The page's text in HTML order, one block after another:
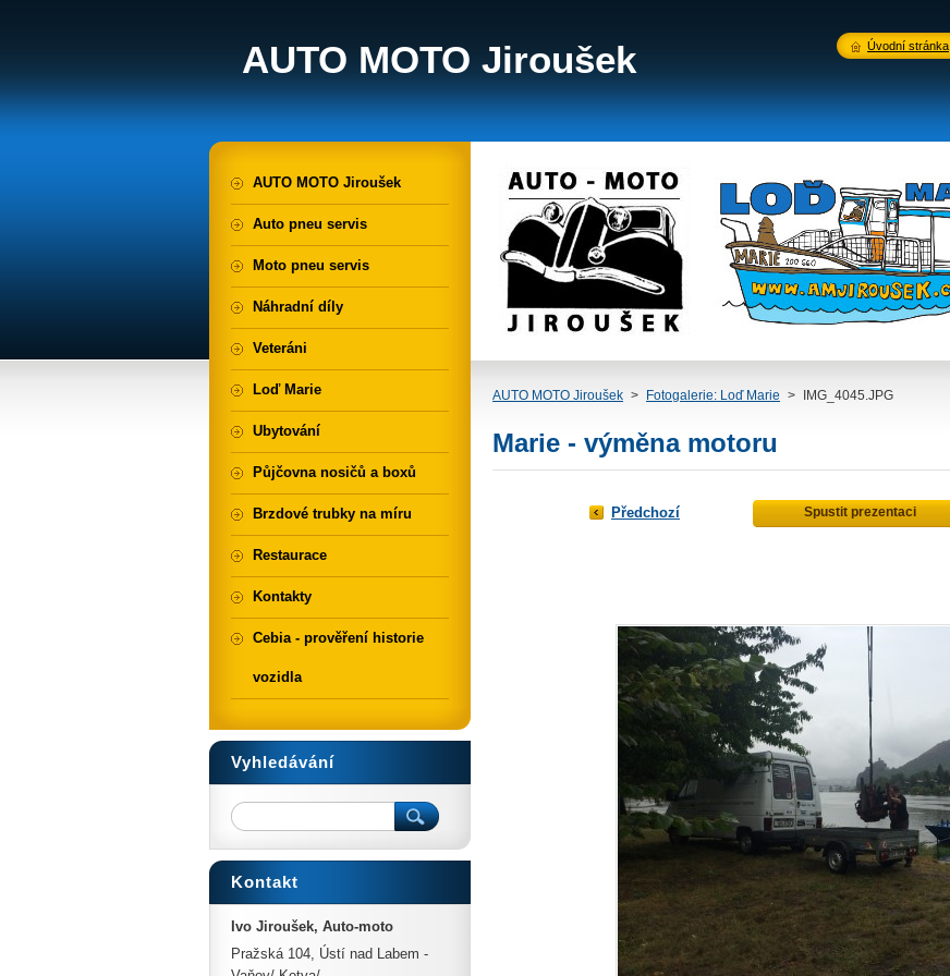
AUTO MOTO Jiroušek
AUTO MOTO Jiroušek > Fotogalerie: Loď Marie > IMG_4045.JPG
Marie - výměna motoru
Předchozí Spustit prezentaci
AUTO MOTO Jiroušek
Auto pneu servis
Moto pneu servis
Náhradní díly
Veteráni
Loď Marie
Ubytování
Půjčovna nosičů a boxů
Brzdové trubky na míru
Restaurace
Kontakty
Cebia - prověření historie
vozidla
Vyhledávání
Kontakt
Ivo Jiroušek, Auto-moto
Pražská 104, Ústí nad Labem -
Úvodní stránka